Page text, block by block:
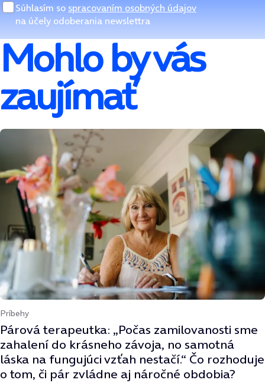
Súhlasím so spracovaním osobných údajov
na účely odoberania newslettra
Mohlo by vás
zaujímať
Príbehy
Párová terapeutka: „Počas zamilovanosti sme
zahalení do krásneho závoja, no samotná
láska na fungujúci vzťah nestačí.“ Čo rozhoduje
o tom, či pár zvládne aj náročné obdobia?